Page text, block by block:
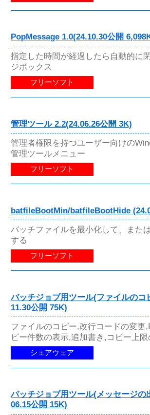
PopMessage 1.0(24.10.30公開
指定した時間が経過したら自動的に
ジボックス
フリーソフト
管理ツール 2.2(24.06.26公開 3K)
管理者権限を持つユーザー向けの
管理ツールメニュー
フリーソフト
batfileBootMin/batfileBootHide
バッチファイルを最小化して、また
する
フリーソフト
バッチジョブ用ツール(ファイルのコ
11.30公開 75K)
ファイルのコピー,改行コードの変更
ピー件数の表示,追加書き,コピー上
シェアウェア
バッチジョブ用ツール(メッセージの
06.15公開 15K)